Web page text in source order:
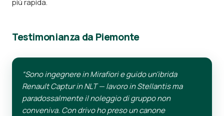
più rapida.
Testimonianza da Piemonte
“Sono ingegnere in Mirafiori e guido un'ibrida
Renault Captur in NLT — lavoro in Stellantis ma
paradossalmente il noleggio di gruppo non
conveniva. Con drivo ho preso un canone